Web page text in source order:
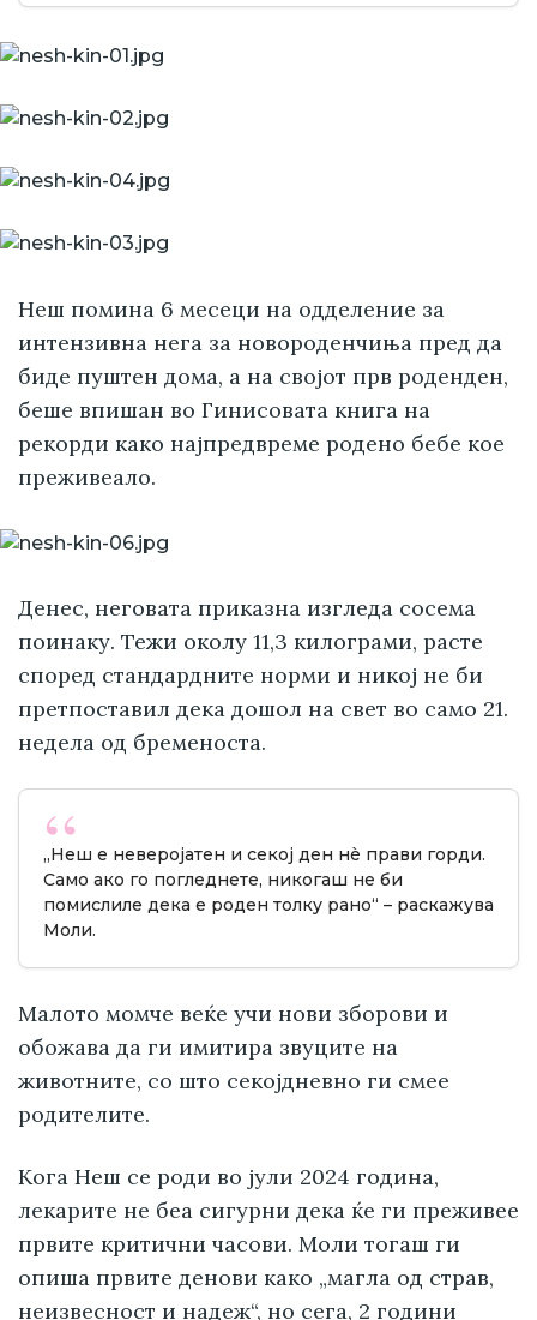
Неш помина 6 месеци на одделение за
интензивна нега за новороденчиња пред да
биде пуштен дома, а на својот прв роденден,
беше впишан во Гинисовата книга на
рекорди како најпредвреме родено бебе кое
преживеало.
Денес, неговата приказна изгледа сосема
поинаку. Тежи околу 11,3 килограми, расте
според стандардните норми и никој не би
претпоставил дека дошол на свет во само 21.
недела од бременоста.
„Неш е неверојатен и секој ден нè прави горди.
Само ако го погледнете, никогаш не би
помислиле дека е роден толку рано“ – раскажува
Моли.
Малото момче веќе учи нови зборови и
обожава да ги имитира звуците на
животните, со што секојдневно ги смее
родителите.
Кога Неш се роди во јули 2024 година,
лекарите не беа сигурни дека ќе ги преживее
првите критични часови. Моли тогаш ги
опиша првите денови како „магла од страв,
неизвесност и надеж“, но сега, 2 години